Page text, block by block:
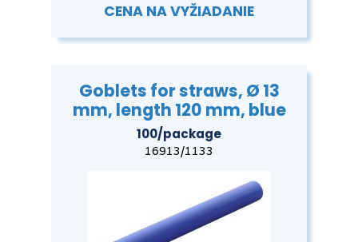
CENA NA VYŽIADANIE
Goblets for straws, Ø 13
mm, length 120 mm, blue
100/package
16913/1133